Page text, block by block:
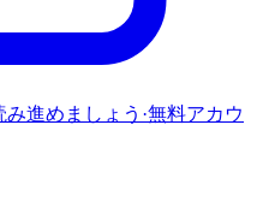
進めましょう ·無料アカウ